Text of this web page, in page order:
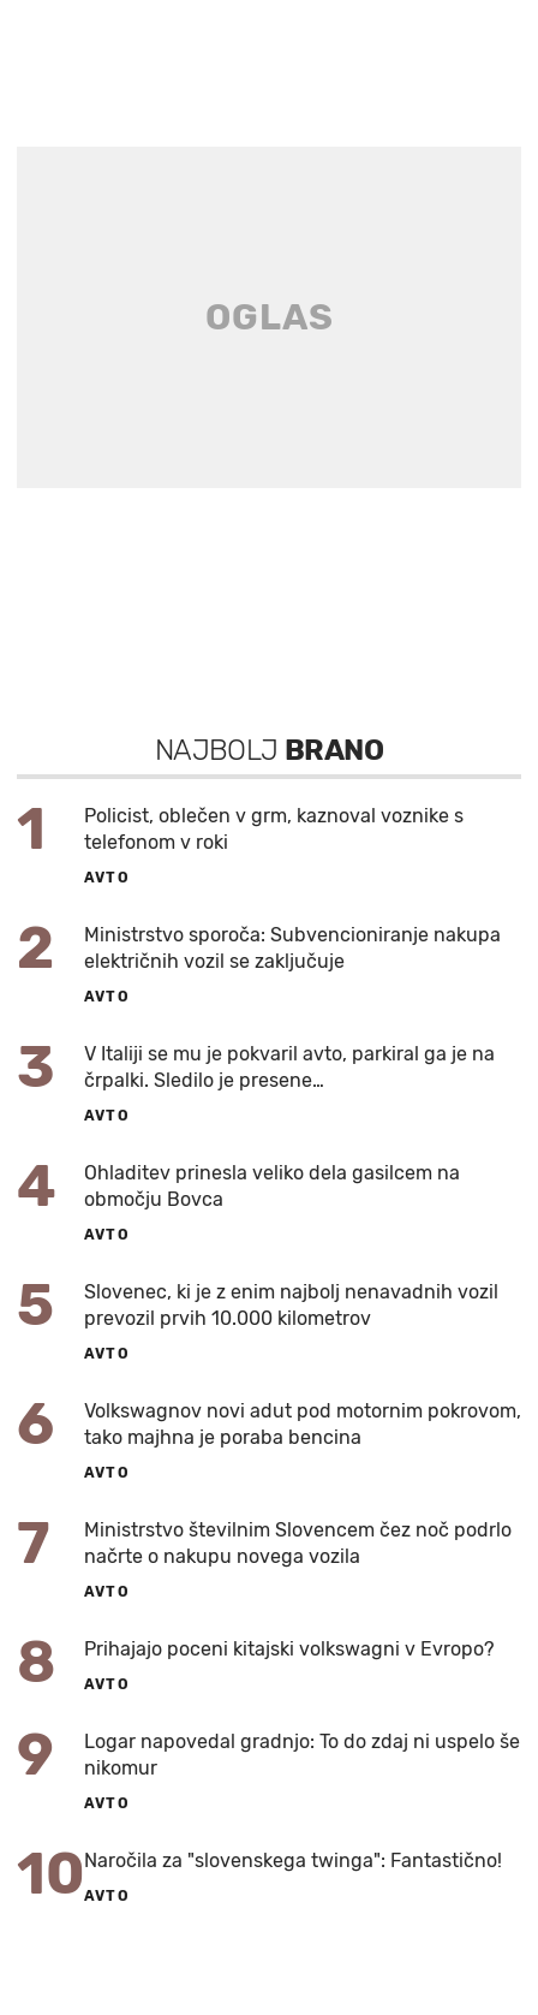
NAJBOLJ BRANO
1
Policist, oblečen v grm, kaznoval voznike s
telefonom v roki
AVTO
2
Ministrstvo sporoča: Subvencioniranje nakupa
električnih vozil se zaključuje
AVTO
3
V Italiji se mu je pokvaril avto, parkiral ga je na
črpalki. Sledilo je presene…
AVTO
4
Ohladitev prinesla veliko dela gasilcem na
območju Bovca
AVTO
5
Slovenec, ki je z enim najbolj nenavadnih vozil
prevozil prvih 10.000 kilometrov
AVTO
6
Volkswagnov novi adut pod motornim pokrovom,
tako majhna je poraba bencina
AVTO
7
Ministrstvo številnim Slovencem čez noč podrlo
načrte o nakupu novega vozila
AVTO
8 Prihajajo poceni kitajski volkswagni v Evropo?
AVTO
9
Logar napovedal gradnjo: To do zdaj ni uspelo še
nikomur
AVTO
10 Naročila za "slovenskega twinga": Fantastično!
AVTO